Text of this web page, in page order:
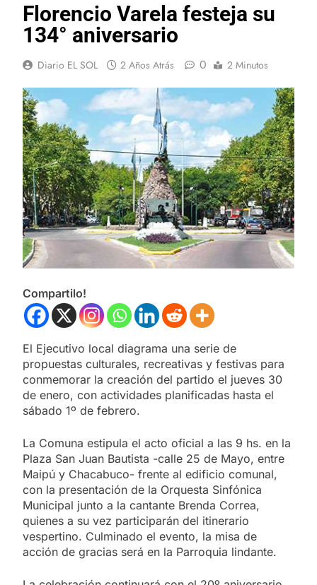
Florencio Varela festeja su
134° aniversario
Diario EL SOL 2 Años Atrás 0 2 Minutos
Compartilo!
El Ejecutivo local diagrama una serie de
propuestas culturales, recreativas y festivas para
conmemorar la creación del partido el jueves 30
de enero, con actividades planificadas hasta el
sábado 1º de febrero.
La Comuna estipula el acto oficial a las 9 hs. en la
Plaza San Juan Bautista -calle 25 de Mayo, entre
Maipú y Chacabuco- frente al edificio comunal,
con la presentación de la Orquesta Sinfónica
Municipal junto a la cantante Brenda Correa,
quienes a su vez participarán del itinerario
vespertino. Culminado el evento, la misa de
acción de gracias será en la Parroquia lindante.